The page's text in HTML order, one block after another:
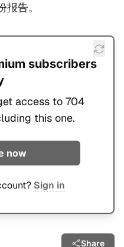
告。
subscribers
access to 704
this one.
now
Sign in
Share